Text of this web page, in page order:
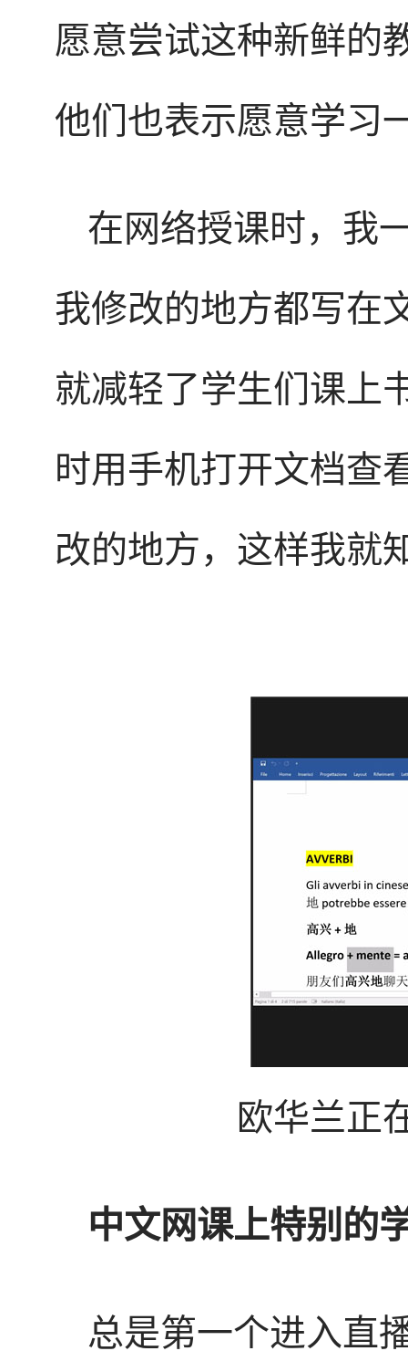
愿意尝试这种新鲜的
他们也表示愿意学习
在网络授课时，我
我修改的地方都写在
就减轻了学生们课上
时用手机打开文档查
改的地方，这样我就
欧华兰正
中文网课上特别的
总是第一个进入直